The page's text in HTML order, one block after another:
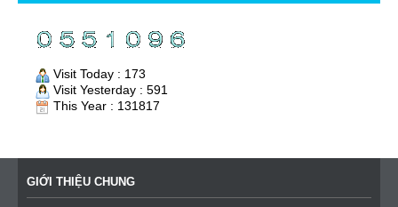
Visit Today : 173
Visit Yesterday : 591
This Year : 131817
GIỚI THIỆU CHUNG